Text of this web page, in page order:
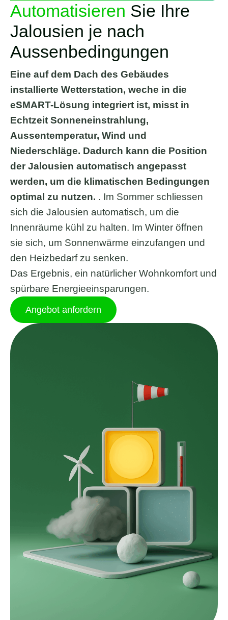
Automatisieren Sie Ihre
Jalousien je nach
Aussenbedingungen
Eine auf dem Dach des Gebäudes
installierte Wetterstation, weche in die
eSMART-Lösung integriert ist, misst in
Echtzeit Sonneneinstrahlung,
Aussentemperatur, Wind und
Niederschläge. Dadurch kann die Position
der Jalousien automatisch angepasst
werden, um die klimatischen Bedingungen
optimal zu nutzen. . Im Sommer schliessen
sich die Jalousien automatisch, um die
Innenräume kühl zu halten. Im Winter öffnen
sie sich, um Sonnenwärme einzufangen und
den Heizbedarf zu senken.
Das Ergebnis, ein natürlicher Wohnkomfort und
spürbare Energieeinsparungen.
Angebot anfordern